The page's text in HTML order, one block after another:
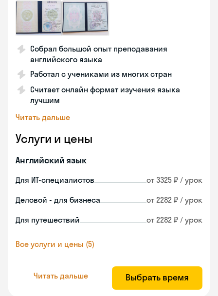
Собрал большой опыт преподавания
английского языка
Работал с учениками из многих стран
Считает онлайн формат изучения языка
лучшим
Читать дальше
Услуги и цены
Английский язык
Для ИТ-специалистов от 3325 ₽ / урок
Деловой - для бизнеса от 2282 ₽ / урок
Для путешествий от 2282 ₽ / урок
Все услуги и цены (5)
Читать дальше Выбрать время